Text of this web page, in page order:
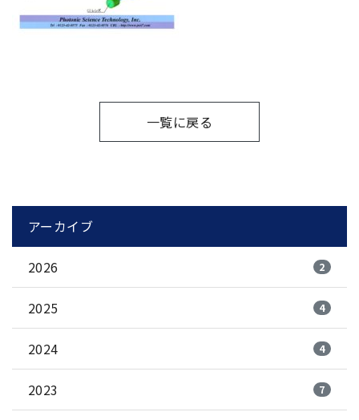
一覧に戻る
アーカイブ
2026 2
2025 4
2024 4
2023 7